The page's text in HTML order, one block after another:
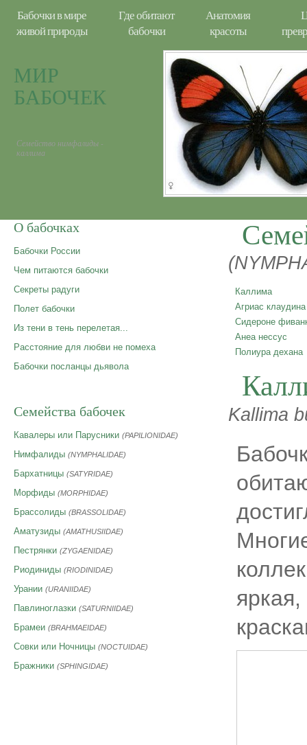
Бабочки в мире
живой природы
Где обитают
бабочки
Анатомия
красоты
МИР
БАБОЧЕК
Семейство нимфалиды -
каллима
О бабочках
Бабочки России
Чем питаются бабочки
Секреты радуги
Полет бабочки
Из тени в тень перелетая...
Расстояние для любви не помеха
Бабочки посланцы дьявола
Семейства бабочек
Кавалеры или Парусники (PAPILIONIDAE)
Нимфалиды (NYMPHALIDAE)
Бархатницы (SATYRIDAE)
Морфиды (MORPHIDAE)
Брассолиды (BRASSOLIDAE)
Аматузиды (AMATHUSIIDAE)
Пестрянки (ZYGAENIDAE)
Риодиниды (RIODINIDAE)
Урании (URANIIDAE)
Павлиноглазки (SATURNIIDAE)
Брамеи (BRAHMAEIDAE)
Совки или Ночницы (NOCTUIDAE)
Бражники (SPHINGIDAE)
Каллима
Агриас клаудина
Сидероне
Анеа нессус
Полиура дехана
Kallima